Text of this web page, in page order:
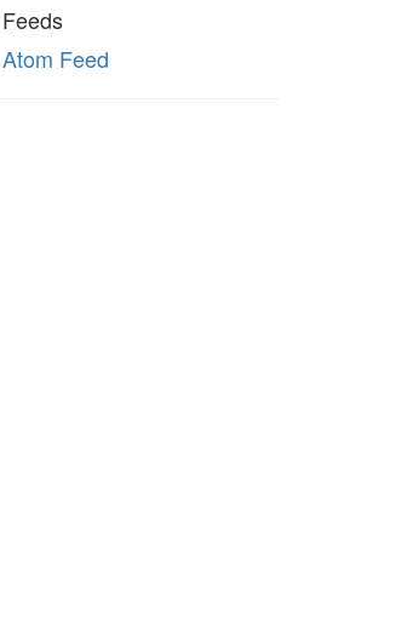
Feeds
Atom Feed